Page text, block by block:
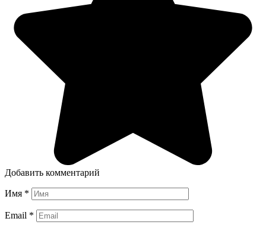
Добавить комментарий
Имя *
Email *